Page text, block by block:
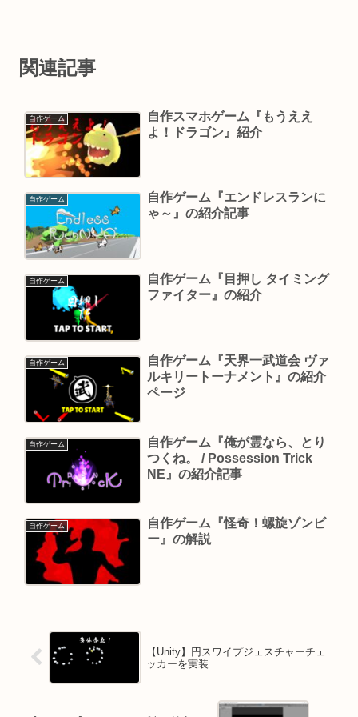
関連記事
自作ゲーム
自作スマホゲーム『もうええ
よ！ドラゴン』紹介
自作ゲーム
自作ゲーム『エンドレスランに
ゃ～』の紹介記事
自作ゲーム
自作ゲーム『目押し タイミング
ファイター』の紹介
自作ゲーム
自作ゲーム『天界一武道会 ヴァ
ルキリートーナメント』の紹介
ページ
自作ゲーム
自作ゲーム『俺が霊なら、とり
つくね。 / Possession Trick
NE』の紹介記事
自作ゲーム
自作ゲーム『怪奇！螺旋ゾンビ
ー』の解説
【Unity】円スワイプジェスチャーチェ
ッカーを実装